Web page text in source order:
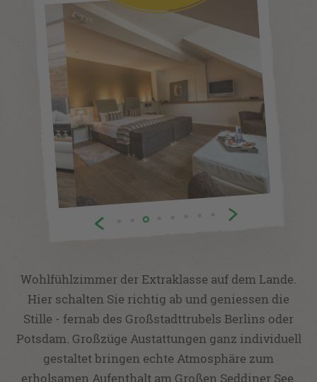
Wohlfühlzimmer der Extraklasse auf dem Lande.
Hier schalten Sie richtig ab und geniessen die
Stille - fernab des Großstadttrubels Berlins oder
Potsdam. Großzüge Austattungen ganz individuell
gestaltet bringen echte Atmosphäre zum
erholsamen Aufenthalt am Großen Seddiner See.